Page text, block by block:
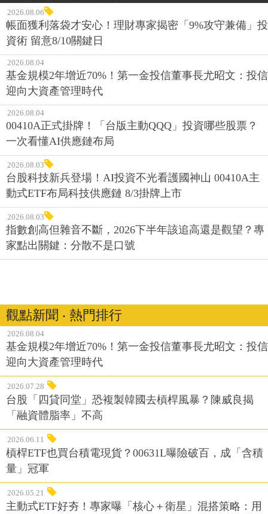
2026.08.06
帳面獲利落袋才安心！理財專家揭密「9%攻守兼備」投
資術 留意8/10關鍵日
2026.08.04
基金規模2年增近70%！第一金投信董事長尤昭文：投信
迎向大資產管理時代
2026.08.04
00410A正式掛牌！「台版主動QQQ」投資哪些股票？
一次看懂AI供應鏈布局
2026.08.03
台股科技新兵登場！AI投資不光看護國神山 00410A主
動式ETF布局科技供應鏈 8/3掛牌上市
2026.08.03
指數創高但雜音不斷，2026下半年該追高還是觀望？專
家點出關鍵：分散不是口號
觀點新聞 ‧ 熱門排行
2026.08.04
基金規模2年增近70%！第一金投信董事長尤昭文：投信
迎向大資產管理時代
2026.07.28
台股「四貸同堂」恐複製韓國去槓桿風暴？陳威良揭
「融資體脂率」不高
2026.06.11
槓桿ETF也買台積電現貨？00631L曝險破百，成「含積
量」冠軍
2026.05.21
主動式ETF好夯！專家曝「核心＋衛星」混搭策略：用